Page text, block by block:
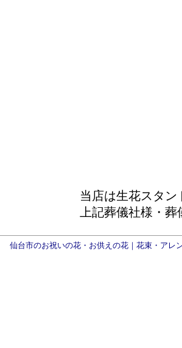
当店は生花スタ
上記葬儀社様・
仙台市のお祝いの花・お供えの花｜花束・アレ